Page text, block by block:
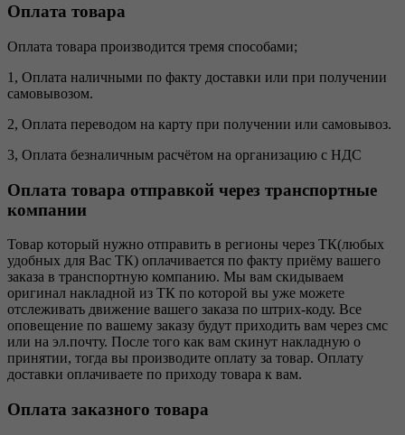
Оплата товара
Оплата товара производится тремя способами;
1, Оплата наличными по факту доставки или при получении
самовывозом.
2, Оплата переводом на карту при получении или самовывоз.
3, Оплата безналичным расчётом на организацию с НДС
Оплата товара отправкой через транспортные
компании
Товар который нужно отправить в регионы через ТК(любых
удобных для Вас ТК) оплачивается по факту приёму вашего
заказа в транспортную компанию. Мы вам скидываем
оригинал накладной из ТК по которой вы уже можете
отслеживать движение вашего заказа по штрих-коду. Все
оповещение по вашему заказу будут приходить вам через смс
или на эл.почту. После того как вам скинут накладную о
принятии, тогда вы производите оплату за товар. Оплату
доставки оплачиваете по приходу товара к вам.
Оплата заказного товара